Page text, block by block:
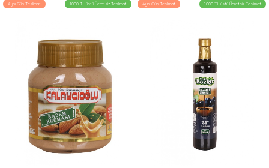
Aynı Gün Teslimat 1000 TL üstü Ücretsiz Teslimat Aynı Gün Teslimat 1000 TL üstü Ücretsiz Teslimat